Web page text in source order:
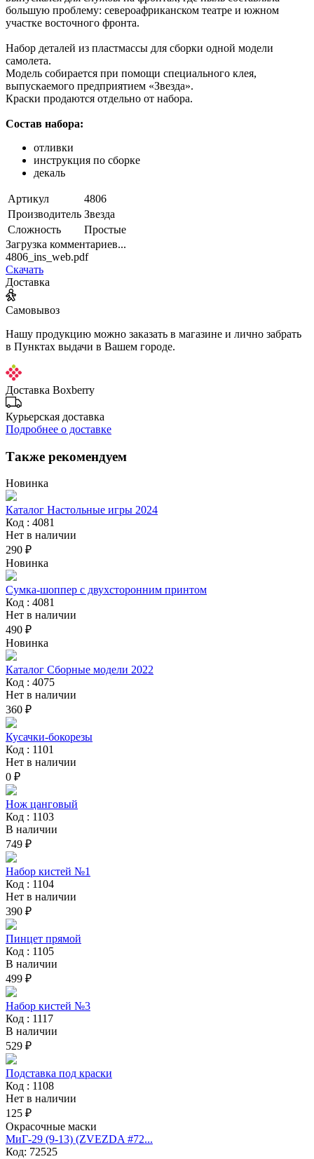
большую проблему: североафриканском театре и южном
участке восточного фронта.
Набор деталей из пластмассы для сборки одной модели
самолета.
Модель собирается при помощи специального клея,
выпускаемого предприятием «Звезда».
Краски продаются отдельно от набора.
Состав набора:
отливки
инструкция по сборке
декаль
Артикул
4806
Производитель Звезда
Сложность
Простые
Загрузка комментариев...
4806_ins_web.pdf
Скачать
Доставка
Самовывоз
Нашу продукцию можно заказать в магазине и лично забрать
в Пунктах выдачи в Вашем городе.
Доставка Boxberry
Курьерская доставка
Подробнее о доставке
Также рекомендуем
Новинка
Каталог Настольные игры 2024
Код : 4081
Нет в наличии
290 ₽
Новинка
Сумка-шоппер с двухсторонним принтом
Код : 4081
Нет в наличии
490 ₽
Новинка
Каталог Сборные модели 2022
Код : 4075
Нет в наличии
360 ₽
Кусачки-бокорезы
Код : 1101
Нет в наличии
0 ₽
Нож цанговый
Код : 1103
В наличии
749 ₽
Набор кистей №1
Код : 1104
Нет в наличии
390 ₽
Пинцет прямой
Код : 1105
В наличии
499 ₽
Набор кистей №3
Код : 1117
В наличии
529 ₽
Подставка под краски
Код : 1108
Нет в наличии
125 ₽
Окрасочные маски
МиГ-29 (9-13) (ZVEZDA #72...
Код: 72525